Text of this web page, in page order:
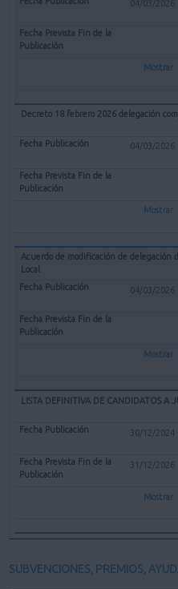
04/03/2026
Mostrar
Decreto 18 febrero 2026 delegación
04/03/2026
Mostrar
Acuerdo de modificación de delegación
Local
04/03/2026
Mostrar
LISTA DEFINITIVA DE CANDIDATOS A
30/12/2024
31/12/2026
Mostrar
SUBVENCIONES, PREMIOS,